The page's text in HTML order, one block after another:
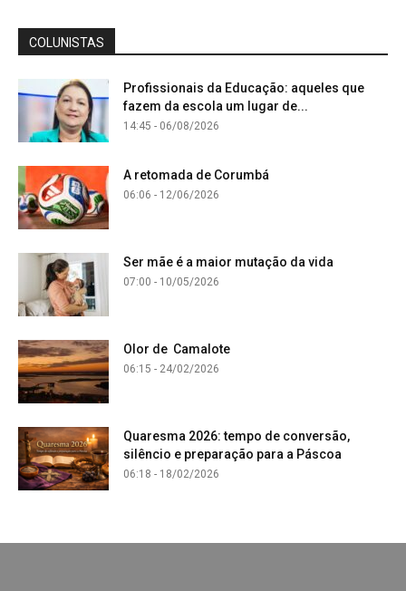
COLUNISTAS
Profissionais da Educação: aqueles que
fazem da escola um lugar de...
14:45 - 06/08/2026
A retomada de Corumbá
06:06 - 12/06/2026
Ser mãe é a maior mutação da vida
07:00 - 10/05/2026
Olor de Camalote
06:15 - 24/02/2026
Quaresma 2026: tempo de conversão,
silêncio e preparação para a Páscoa
06:18 - 18/02/2026